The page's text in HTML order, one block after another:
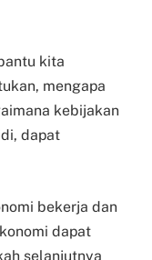
kita
mengapa
kebijakan
dapat
bekerja dan
dapat
selanjutnya